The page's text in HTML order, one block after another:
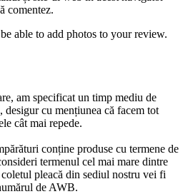
comentez.
able to add photos to your review.
am specificat un timp mediu de
cu mențiunea că facem tot
cât mai repede.
conține produse cu termene de
termenul cel mai mare dintre
pleacă din sediul nostru vei fi
de AWB.